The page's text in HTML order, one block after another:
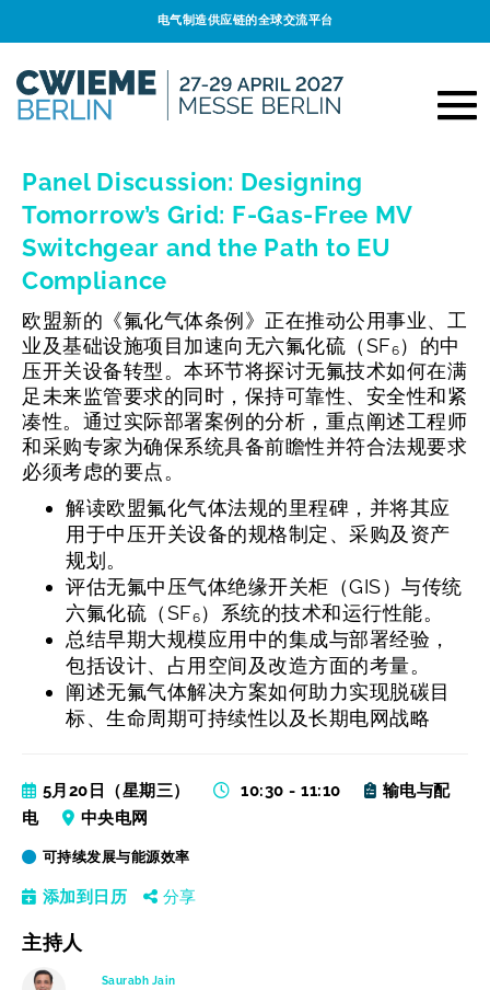
电气制造供应链的全球交流平台
Panel Discussion: Designing
Tomorrow’s Grid: F-Gas-Free MV
Switchgear and the Path to EU
Compliance
欧盟新的《氟化气体条例》正在推动公用事业、工
业及基础设施项目加速向无六氟化硫（SF₆）的中
压开关设备转型。本环节将探讨无氟技术如何在满
足未来监管要求的同时，保持可靠性、安全性和紧
凑性。通过实际部署案例的分析，重点阐述工程师
和采购专家为确保系统具备前瞻性并符合法规要求
必须考虑的要点。
解读欧盟氟化气体法规的里程碑，并将其应
用于中压开关设备的规格制定、采购及资产
规划。
评估无氟中压气体绝缘开关柜（GIS）与传统
六氟化硫（SF₆）系统的技术和运行性能。
总结早期大规模应用中的集成与部署经验，
包括设计、占用空间及改造方面的考量。
阐述无氟气体解决方案如何助力实现脱碳目
标、生命周期可持续性以及长期电网战略
5月20日（星期三） 10:30 - 11:10
输电与配
电
中央电网
可持续发展与能源效率
添加到日历 分享
主持人
Saurabh Jain